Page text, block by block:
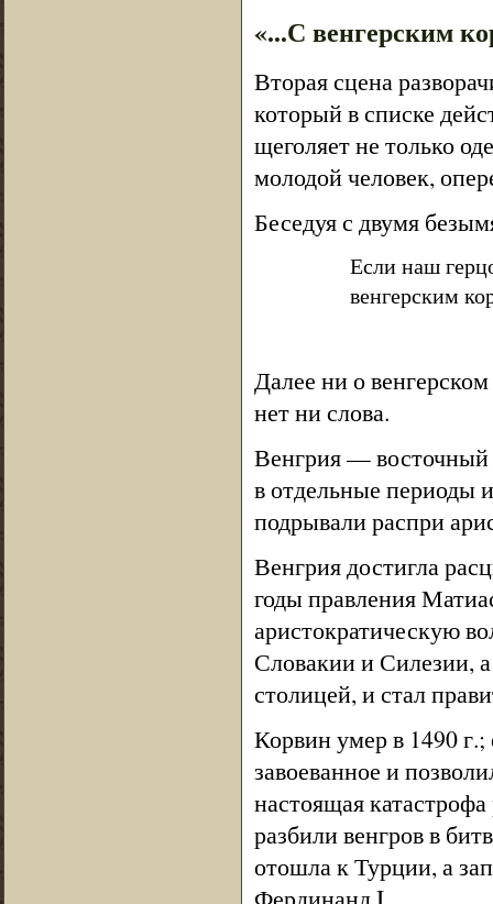
«...С венгерским
Вторая сцена
который в списке
щеголяет не только
молодой человек,
Беседуя с двумя
Если наш
венгерским
Далее ни о
нет ни слова.
Венгрия — восточный
в отдельные периоды
подрывали распри
Венгрия достигла
годы правления
аристократическую
Словакии и Силезии, а
столицей, и стал
Корвин умер в 1490
завоеванное и
настоящая
разбили венгров в
отошла к Турции, а
Фердинанд I.